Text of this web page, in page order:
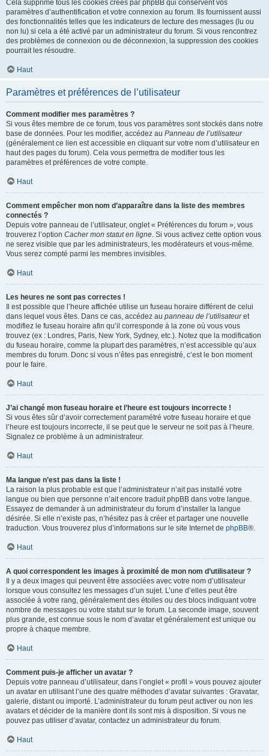
Cela supprime tous les cookies créés par phpBB qui conservent vos
paramètres d’authentification et votre connexion au forum. Ils fournissent aussi
des fonctionnalités telles que les indicateurs de lecture des messages (lu ou
non lu) si cela a été activé par un administrateur du forum. Si vous rencontrez
des problèmes de connexion ou de déconnexion, la suppression des cookies
pourrait les résoudre.
Haut
Paramètres et préférences de l’utilisateur
Comment modifier mes paramètres ?
Si vous êtes membre de ce forum, tous vos paramètres sont stockés dans notre
base de données. Pour les modifier, accédez au Panneau de l’utilisateur
(généralement ce lien est accessible en cliquant sur votre nom d’utilisateur en
haut des pages du forum). Cela vous permettra de modifier tous les
paramètres et préférences de votre compte.
Haut
Comment empêcher mon nom d’apparaître dans la liste des membres
connectés ?
Depuis votre panneau de l’utilisateur, onglet « Préférences du forum », vous
trouverez l’option Cacher mon statut en ligne. Si vous activez cette option vous
ne serez visible que par les administrateurs, les modérateurs et vous-même.
Vous serez compté parmi les membres invisibles.
Haut
Les heures ne sont pas correctes !
Il est possible que l’heure affichée utilise un fuseau horaire différent de celui
dans lequel vous êtes. Dans ce cas, accédez au panneau de l’utilisateuret
modifiez le fuseau horaire afin qu’il corresponde à la zone où vous vous
trouvez (ex : Londres, Paris, New York, Sydney, etc.). Notez que la modification
du fuseau horaire, comme la plupart des paramètres, n’est accessible qu’aux
membres du forum. Donc si vous n’êtes pas enregistré, c’est le bon moment
pour le faire.
Haut
J’ai changé mon fuseau horaire et l’heure est toujours incorrecte !
Si vous êtes sûr d’avoir correctement paramétré votre fuseau horaire et que
l’heure est toujours incorrecte, il se peut que le serveur ne soit pas à l’heure.
Signalez ce problème à un administrateur.
Haut
Ma langue n’est pas dans la liste !
La raison la plus probable est que l’administrateur n’ait pas installé votre
langue ou bien que personne n’ait encore traduit phpBB dans votre langue.
Essayez de demander à un administrateur du forum d’installer la langue
désirée. Si elle n’existe pas, n’hésitez pas à créer et partager une nouvelle
traduction. Vous trouverez plus d’informations sur le site Internet de phpBB®.
Haut
A quoi correspondent les images à proximité de mon nom d’utilisateur ?
Il y a deux images qui peuvent être associées avec votre nom d’utilisateur
lorsque vous consultez les messages d’un sujet. L’une d’elles peut être
associée à votre rang, généralement des étoiles ou des blocs indiquant votre
nombre de messages ou votre statut sur le forum. La seconde image, souvent
plus grande, est connue sous le nom d’avatar et généralement est unique ou
propre à chaque membre.
Haut
Comment puis-je afficher un avatar ?
Depuis votre panneau d’utilisateur, dans l’onglet « profil » vous pouvez ajouter
un avatar en utilisant l’une des quatre méthodes d’avatar suivantes : Gravatar,
galerie, distant ou importé. L’administrateur du forum peut activer ou non les
avatars et décider de la manière dont ils sont mis à disposition. Si vous ne
pouvez pas utiliser d’avatar, contactez un administrateur du forum.
Haut